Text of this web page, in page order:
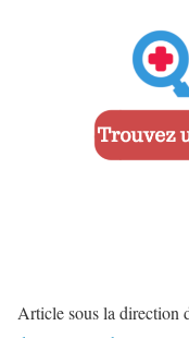
Article sous la direction